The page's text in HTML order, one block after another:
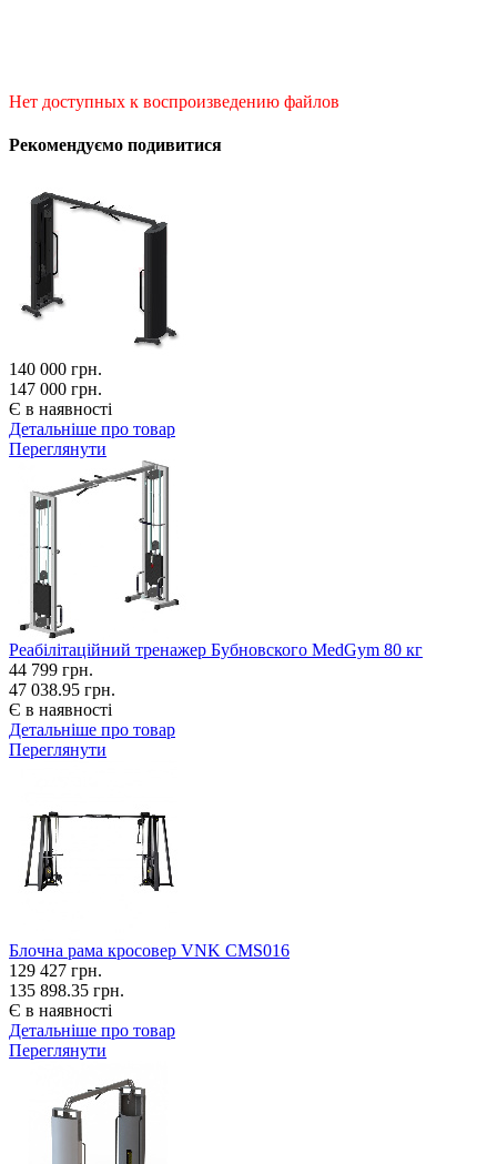
Нет доступных к воспроизведению файлов
Рекомендуємо подивитися
140 000 грн.
147 000 грн.
Є в наявності
Детальніше про товар
Переглянути
Реабілітаційний тренажер Бубновского MedGym 80 кг
44 799 грн.
47 038.95 грн.
Є в наявності
Детальніше про товар
Переглянути
Блочна рама кросовер VNK CMS016
129 427 грн.
135 898.35 грн.
Є в наявності
Детальніше про товар
Переглянути